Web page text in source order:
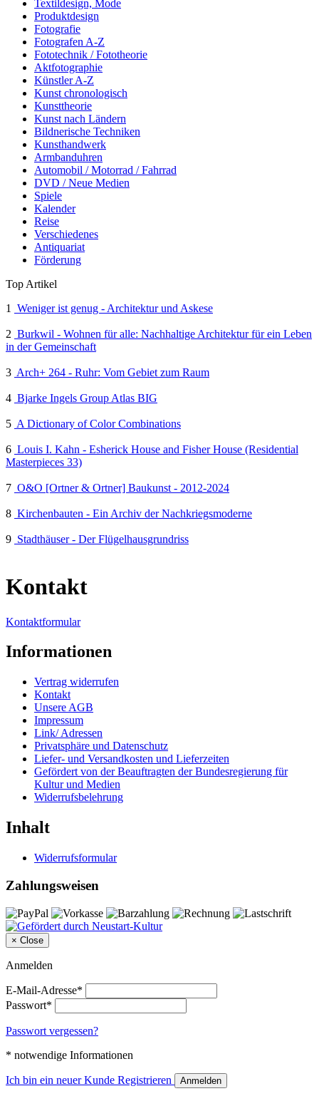
Textildesign, Mode
Produktdesign
Fotografie
Fotografen A-Z
Fototechnik / Fototheorie
Aktfotographie
Künstler A-Z
Kunst chronologisch
Kunsttheorie
Kunst nach Ländern
Bildnerische Techniken
Kunsthandwerk
Armbanduhren
Automobil / Motorrad / Fahrrad
DVD / Neue Medien
Spiele
Kalender
Reise
Verschiedenes
Antiquariat
Förderung
Top Artikel
1
Weniger ist genug - Architektur und Askese
2 Burkwil - Wohnen für alle: Nachhaltige Architektur für ein Leben
in der Gemeinschaft
3 Arch+ 264 - Ruhr: Vom Gebiet zum Raum
4 Bjarke Ingels Group Atlas BIG
5 A Dictionary of Color Combinations
6 Louis I. Kahn - Esherick House and Fisher House (Residential
Masterpieces 33)
7 O&O [Ortner & Ortner] Baukunst - 2012-2024
8 Kirchenbauten - Ein Archiv der Nachkriegsmoderne
9 Stadthäuser - Der Flügelhausgrundriss
Kontakt
Kontaktformular
Informationen
Vertrag widerrufen
Kontakt
Unsere AGB
Impressum
Link/ Adressen
Privatsphäre und Datenschutz
Liefer- und Versandkosten und Lieferzeiten
Gefördert von der Beauftragten der Bundesregierung für
Kultur und Medien
Widerrufsbelehrung
Inhalt
Widerrufsformular
Zahlungsweisen
× Close
Anmelden
E-Mail-Adresse*
Passwort*
Passwort vergessen?
* notwendige Informationen
Ich bin ein neuer Kunde Registrieren Anmelden